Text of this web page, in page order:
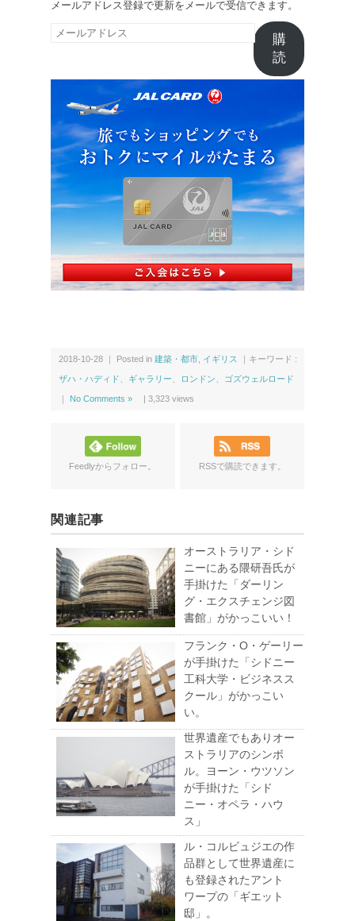
メールアドレス登録で更新をメールで受信できます。
メ
ド
レ
ス
購
読
2018-10-28 ｜ Posted in 建築・都市 イギリス ｜キーワード :
ザハ・ハディド ギャラリー ロンドン ゴズウェルロード
No Comments » 3,323 views
Feedlyからフォロー。 RSSで購読できます。
関連記事
オーストラリア・シド
ニーにある隈研吾氏が
手掛けた「ダーリン
グ・エクスチェンジ図
書館」がかっこいい！
フランク・O・ゲーリー
が手掛けた「シドニー
工科大学・ビジネスス
クール」がかっこい
い。
世界遺産でもありオー
ストラリアのシンボ
ル。ヨーン・ウツソン
が手掛けた「シド
ニー・オペラ・ハウ
ス」
ル・コルビュジエの作
品群として世界遺産に
も登録されたアント
ワープの「ギエット
邸」。